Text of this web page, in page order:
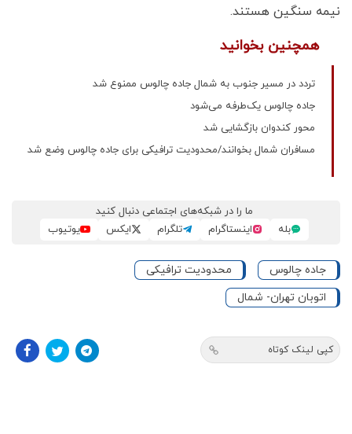
نیمه‌ سنگین هستند.
همچنین بخوانید
تردد در مسیر جنوب به شمال جاده چالوس ممنوع شد
جاده چالوس یک‌طرفه می‌شود
محور کندوان بازگشایی شد
مسافران شمال بخوانند/محدودیت ترافیکی برای جاده چالوس وضع شد
ما را در شبکه‌های اجتماعی دنبال کنید
بله
اینستاگرام تلگرام ایکس یوتیوب
جاده چالوس
محدودیت ترافیکی
اتوبان تهران- شمال
کپی لینک کوتاه